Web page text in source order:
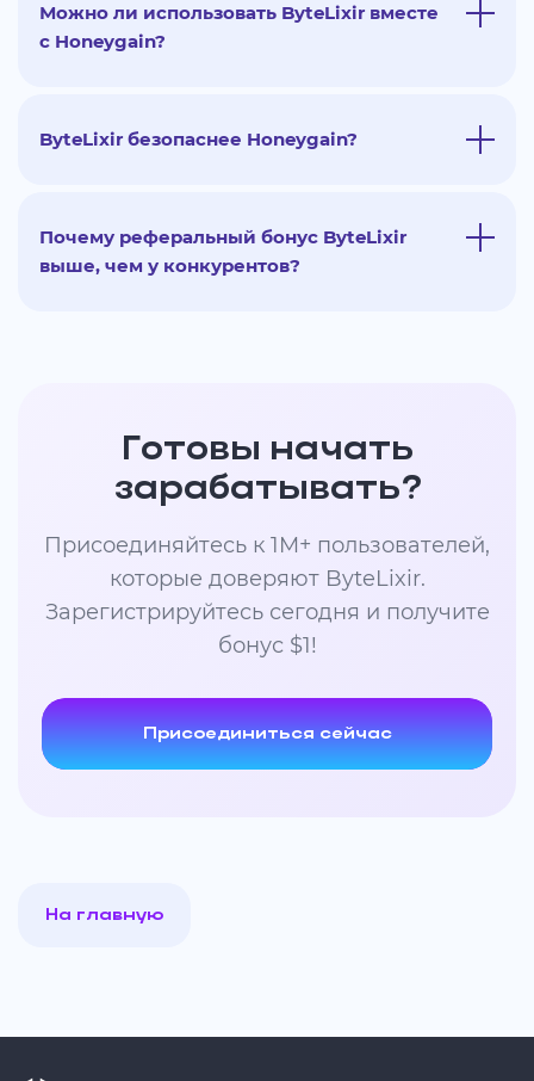
Можно ли использовать ByteLixir вместе
с Honeygain?
ByteLixir безопаснее Honeygain?
Почему реферальный бонус ByteLixir
выше, чем у конкурентов?
Готовы начать
зарабатывать?
Присоединяйтесь к 1M+ пользователей,
которые доверяют ByteLixir.
Зарегистрируйтесь сегодня и получите
бонус $1!
Присоединиться сейчас
На главную